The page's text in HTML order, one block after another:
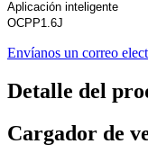
Aplicación inteligente
OCPP1.6J
Envíanos un correo
Detalle del
Cargador de